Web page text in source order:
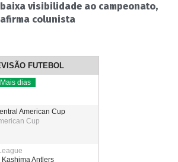
baixa visibilidade ao campeonato,
afirma colunista